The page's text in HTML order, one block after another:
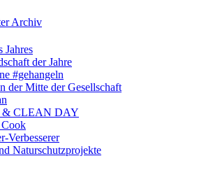
Archiv
Jahres
der Jahre
#gehangeln
der Mitte der Gesellschaft
& CLEAN DAY
Verbesserer
Naturschutzprojekte